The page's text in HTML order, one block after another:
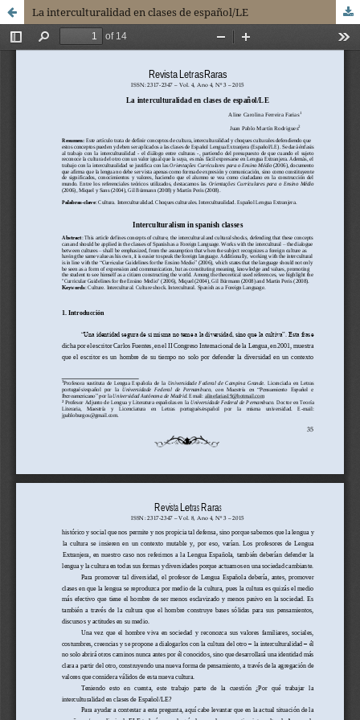
La interculturalidad en clases de español/LE